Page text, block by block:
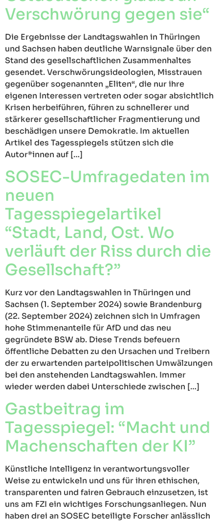
Verschwörung gegen sie“
Die Ergebnisse der Landtagswahlen in Thüringen
und Sachsen haben deutliche Warnsignale über den
Stand des gesellschaftlichen Zusammenhaltes
gesendet. Verschwörungsideologien, Misstrauen
gegenüber sogenannten „Eliten“, die nur ihre
eigenen Interessen vertreten oder sogar absichtlich
Krisen herbeiführen, führen zu schnellerer und
stärkerer gesellschaftlicher Fragmentierung und
beschädigen unsere Demokratie. Im aktuellen
Artikel des Tagesspiegels stützen sich die
Autor*innen auf […]
SOSEC-Umfragedaten im
neuen
Tagesspiegelartikel
“Stadt, Land, Ost. Wo
verläuft der Riss durch die
Gesellschaft?”
Kurz vor den Landtagswahlen in Thüringen und
Sachsen (1. September 2024) sowie Brandenburg
(22. September 2024) zeichnen sich in Umfragen
hohe Stimmenanteile für AfD und das neu
gegründete BSW ab. Diese Trends befeuern
öffentliche Debatten zu den Ursachen und Treibern
der zu erwartenden parteipolitischen Umwälzungen
bei den anstehenden Landtagswahlen. Immer
wieder werden dabei Unterschiede zwischen […]
Gastbeitrag im
Tagesspiegel: “Macht und
Machenschaften der KI”
Künstliche Intelligenz in verantwortungsvoller
Weise zu entwickeln und uns für ihren ethischen,
transparenten und fairen Gebrauch einzusetzen, ist
uns am FZI ein wichtiges Forschungsanliegen. Nun
haben drei an SOSEC beteiligte Forscher anlässlich